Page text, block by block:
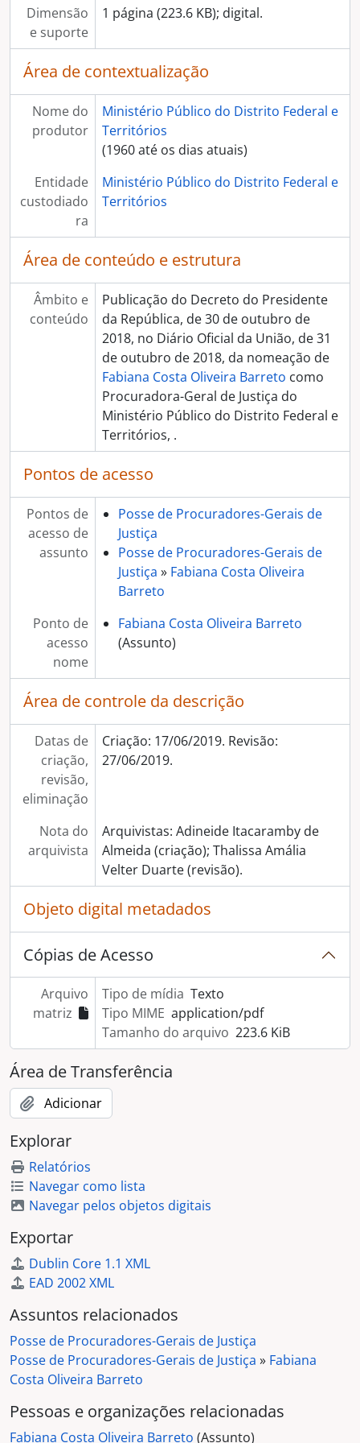
Dimensão
e suporte
1 página (223.6 KB); digital.
Área de contextualização
Nome do
produtor
Ministério Público do Distrito Federal e
Territórios
(1960 até os dias atuais)
Entidade
custodiado
ra
Ministério Público do Distrito Federal e
Territórios
Área de conteúdo e estrutura
Âmbito e
conteúdo
Publicação do Decreto do Presidente
da República, de 30 de outubro de
2018, no Diário Oficial da União, de 31
de outubro de 2018, da nomeação de
Fabiana Costa Oliveira Barreto como
Procuradora-Geral de Justiça do
Ministério Público do Distrito Federal e
Territórios, .
Pontos de acesso
Pontos de
acesso de
assunto
Posse de Procuradores-Gerais de
Justiça
Posse de Procuradores-Gerais de
Justiça » Fabiana Costa Oliveira
Barreto
Ponto de
acesso
nome
Fabiana Costa Oliveira Barreto
(Assunto)
Área de controle da descrição
Datas de
criação,
revisão,
eliminação
Criação: 17/06/2019. Revisão:
27/06/2019.
Nota do
arquivista
Arquivistas: Adineide Itacaramby de
Almeida (criação); Thalissa Amália
Velter Duarte (revisão).
Objeto digital metadados
Cópias de Acesso
Arquivo
matriz
Tipo de mídia Texto
Tipo MIME application/pdf
Tamanho do arquivo 223.6 KiB
Área de Transferência
Adicionar
Explorar
Relatórios
Navegar como lista
Navegar pelos objetos digitais
Exportar
Dublin Core 1.1 XML
EAD 2002 XML
Assuntos relacionados
Posse de Procuradores-Gerais de Justiça
Posse de Procuradores-Gerais de Justiça » Fabiana
Costa Oliveira Barreto
Pessoas e organizações relacionadas
Fabiana Costa Oliveira Barreto (Assunto)